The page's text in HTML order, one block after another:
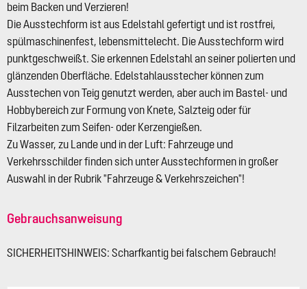
beim Backen und Verzieren!
Die Ausstechform ist aus Edelstahl gefertigt und ist rostfrei,
spülmaschinenfest, lebensmittelecht. Die Ausstechform wird
punktgeschweißt. Sie erkennen Edelstahl an seiner polierten und
glänzenden Oberfläche. Edelstahlausstecher können zum
Ausstechen von Teig genutzt werden, aber auch im Bastel- und
Hobbybereich zur Formung von Knete, Salzteig oder für
Filzarbeiten zum Seifen- oder Kerzengießen.
Zu Wasser, zu Lande und in der Luft: Fahrzeuge und
Verkehrsschilder finden sich unter Ausstechformen in großer
Auswahl in der Rubrik "Fahrzeuge & Verkehrszeichen"!
Gebrauchsanweisung
SICHERHEITSHINWEIS: Scharfkantig bei falschem Gebrauch!